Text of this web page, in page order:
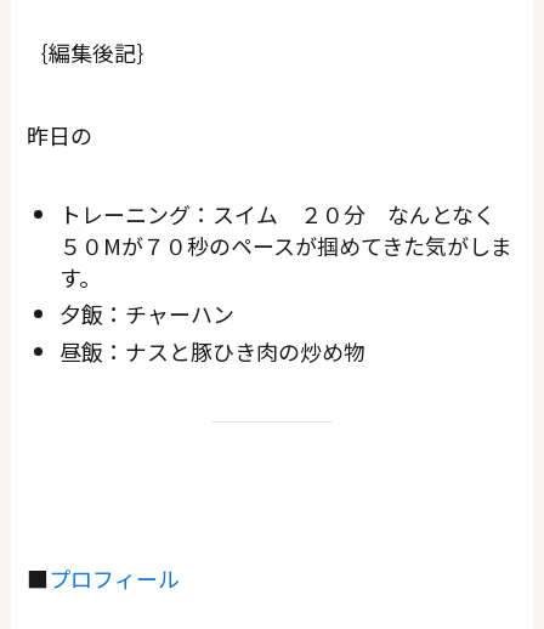
｛編集後記｝
昨日の
トレーニング：スイム ２０分 なんとなく
５０Mが７０秒のペースが掴めてきた気がしま
す。
夕飯：チャーハン
昼飯：ナスと豚ひき肉の炒め物
■プロフィール